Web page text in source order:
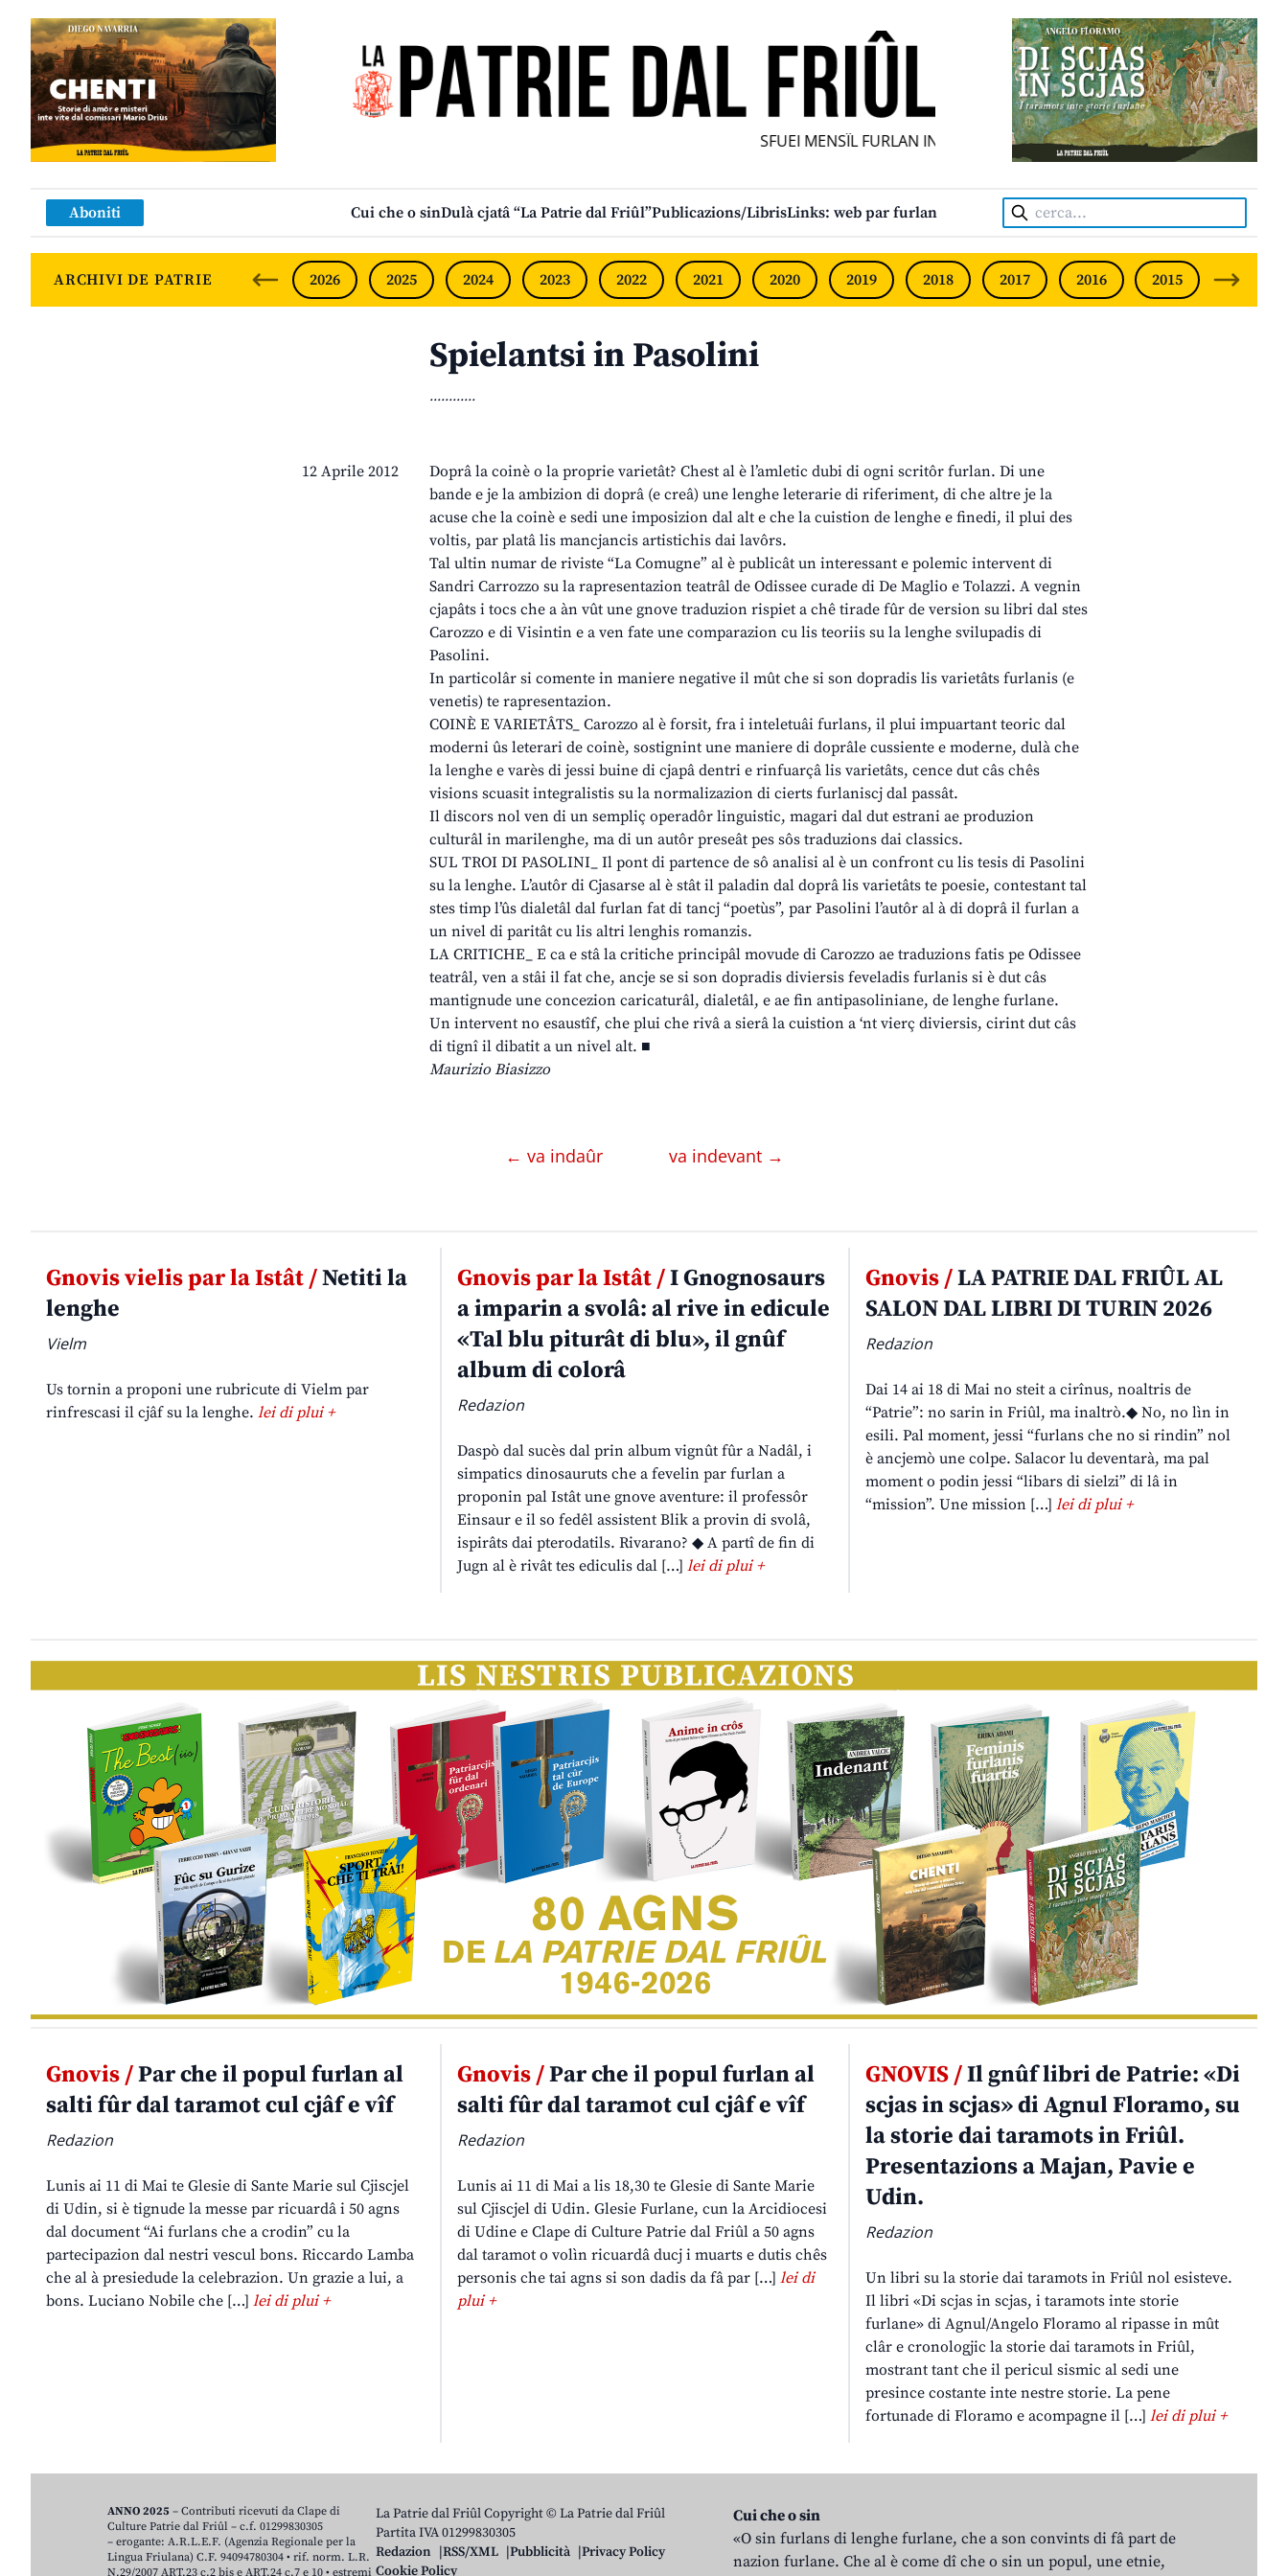
SFUEI MENSÎL FURLAN INDIPENDENT • INDEPENDENT FRIULIAN MONTHLY
Aboniti Cui che o sinDulà cjatâ “La Patrie dal Friûl”Publicazions/LibrisLinks: web par furlan Cerca:
ARCHIVI DE PATRIE 2026 2025 2024 2023 2022 2021 2020 2019 2018 2017 2016 2015 2014
Spielantsi in Pasolini
............
12 Aprile 2012
Doprâ la coinè o la proprie varietât? Chest al è l’amletic dubi di ogni scritôr furlan. Di une
bande e je la ambizion di doprâ (e creâ) une lenghe leterarie di riferiment, di che altre je la
acuse che la coinè e sedi une imposizion dal alt e che la cuistion de lenghe e finedi, il plui des
voltis, par platâ lis mancjancis artistichis dai lavôrs.
Tal ultin numar de riviste “La Comugne” al è publicât un interessant e polemic intervent di
Sandri Carrozzo su la rapresentazion teatrâl de Odissee curade di De Maglio e Tolazzi. A vegnin
cjapâts i tocs che a àn vût une gnove traduzion rispiet a chê tirade fûr de version su libri dal stes
Carozzo e di Visintin e a ven fate une comparazion cu lis teoriis su la lenghe svilupadis di
Pasolini.
In particolâr si comente in maniere negative il mût che si son dopradis lis varietâts furlanis (e
venetis) te rapresentazion.
COINÈ E VARIETÂTS_ Carozzo al è forsit, fra i inteletuâi furlans, il plui impuartant teoric dal
moderni ûs leterari de coinè, sostignint une maniere di doprâle cussiente e moderne, dulà che
la lenghe e varès di jessi buine di cjapâ dentri e rinfuarçâ lis varietâts, cence dut câs chês
visions scuasit integralistis su la normalizazion di cierts furlaniscj dal passât.
Il discors nol ven di un sempliç operadôr linguistic, magari dal dut estrani ae produzion
culturâl in marilenghe, ma di un autôr preseât pes sôs traduzions dai classics.
SUL TROI DI PASOLINI_ Il pont di partence de sô analisi al è un confront cu lis tesis di Pasolini
su la lenghe. L’autôr di Cjasarse al è stât il paladin dal doprâ lis varietâts te poesie, contestant tal
stes timp l’ûs dialetâl dal furlan fat di tancj “poetùs”, par Pasolini l’autôr al à di doprâ il furlan a
un nivel di paritât cu lis altri lenghis romanzis.
LA CRITICHE_ E ca e stâ la critiche principâl movude di Carozzo ae traduzions fatis pe Odissee
teatrâl, ven a stâi il fat che, ancje se si son dopradis diviersis feveladis furlanis si è dut câs
mantignude une concezion caricaturâl, dialetâl, e ae fin antipasoliniane, de lenghe furlane.
Un intervent no esaustîf, che plui che rivâ a sierâ la cuistion a ‘nt vierç diviersis, cirint dut câs
di tignî il dibatit a un nivel alt. ■
Maurizio Biasizzo
← va indaûr va indevant →
Gnovis vielis par la Istât /Netiti la
lenghe
Vielm
Us tornin a proponi une rubricute di Vielm par
rinfrescasi il cjâf su la lenghe. lei di plui +
Gnovis par la Istât /I Gnognosaurs
a imparin a svolâ: al rive in edicule
«Tal blu piturât di blu», il gnûf
album di colorâ
Redazion
Daspò dal sucès dal prin album vignût fûr a Nadâl, i
simpatics dinosauruts che a fevelin par furlan a
proponin pal Istât une gnove aventure: il professôr
Einsaur e il so fedêl assistent Blik a provin di svolâ,
ispirâts dai pterodatils. Rivarano? ◆ A partî de fin di
Jugn al è rivât tes ediculis dal […] lei di plui +
Gnovis /LA PATRIE DAL FRIÛL AL
SALON DAL LIBRI DI TURIN 2026
Redazion
Dai 14 ai 18 di Mai no steit a cirînus, noaltris de
“Patrie”: no sarin in Friûl, ma inaltrò.◆ No, no lìn in
esili. Pal moment, jessi “furlans che no si rindin” nol
è ancjemò une colpe. Salacor lu deventarà, ma pal
moment o podin jessi “libars di sielzi” di lâ in
“mission”. Une mission […]lei di plui +
Gnovis /Par che il popul furlan al
salti fûr dal taramot cul cjâf e vîf
Redazion
Lunis ai 11 di Mai te Glesie di Sante Marie sul Cjiscjel
di Udin, si è tignude la messe par ricuardâ i 50 agns
dal document “Ai furlans che a crodin” cu la
partecipazion dal nestri vescul bons. Riccardo Lamba
che al à presiedude la celebrazion. Un grazie a lui, a
bons. Luciano Nobile che […] lei di plui +
Gnovis /Par che il popul furlan al
salti fûr dal taramot cul cjâf e vîf
Redazion
Lunis ai 11 di Mai a lis 18,30 te Glesie di Sante Marie
sul Cjiscjel di Udin. Glesie Furlane, cun la Arcidiocesi
di Udine e Clape di Culture Patrie dal Friûl a 50 agns
dal taramot o volìn ricuardâ ducj i muarts e dutis chês
personis che tai agns si son dadis da fâ par […] lei di
plui +
GNOVIS /Il gnûf libri de Patrie: «Di
scjas in scjas» di Agnul Floramo, su
la storie dai taramots in Friûl.
Presentazions a Majan, Pavie e
Udin.
Redazion
Un libri su la storie dai taramots in Friûl nol esisteve.
Il libri «Di scjas in scjas, i taramots inte storie
furlane» di Agnul/Angelo Floramo al ripasse in mût
clâr e cronologjic la storie dai taramots in Friûl,
mostrant tant che il pericul sismic al sedi une
presince costante inte nestre storie. La pene
fortunade di Floramo e acompagne il […]lei di plui +
La Patrie dal Friûl Copyright © La Patrie dal Friûl
Partita IVA 01299830305
Redazion
RSS/XML Pubblicità
Privacy Policy
Cookie Policy
Cui che o sin
«O sin furlans di lenghe furlane, che a son convints di fâ part de
nazion furlane. Che al è come dî che o sin un popul, une etnie,
ANNO 2025 – Contributi ricevuti da Clape di
Culture Patrie dal Friûl – c.f. 01299830305
– erogante: A.R.L.E.F. (Agenzia Regionale per la
Lingua Friulana) C.F. 94094780304 • rif. norm. L.R.
N.29/2007 ART.23 c.2 bis e ART.24 c.7 e 10 • estremi